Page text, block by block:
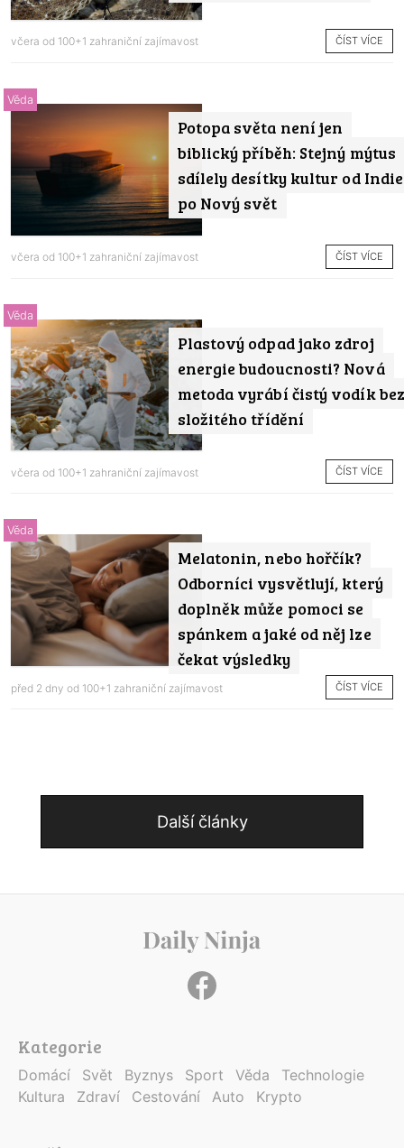
včera od 100+1 zahraniční zajímavost ČÍST VÍCE
Potopa světa není jen
biblický příběh: Stejný mýtus
sdílely desítky kultur od Indie
po Nový svět
Věda
včera od 100+1 zahraniční zajímavost ČÍST VÍCE
Plastový odpad jako zdroj
energie budoucnosti? Nová
metoda vyrábí čistý vodík bez
složitého třídění
Věda
včera od 100+1 zahraniční zajímavost ČÍST VÍCE
Melatonin, nebo hořčík?
Odborníci vysvětlují, který
doplněk může pomoci se
spánkem a jaké od něj lze
čekat výsledky
Věda
před 2 dny od 100+1 zahraniční zajímavost ČÍST VÍCE
Další články
Kategorie
Domácí Svět Byznys Sport Věda
Technologie
Kultura
Zdraví Cestování Auto Krypto